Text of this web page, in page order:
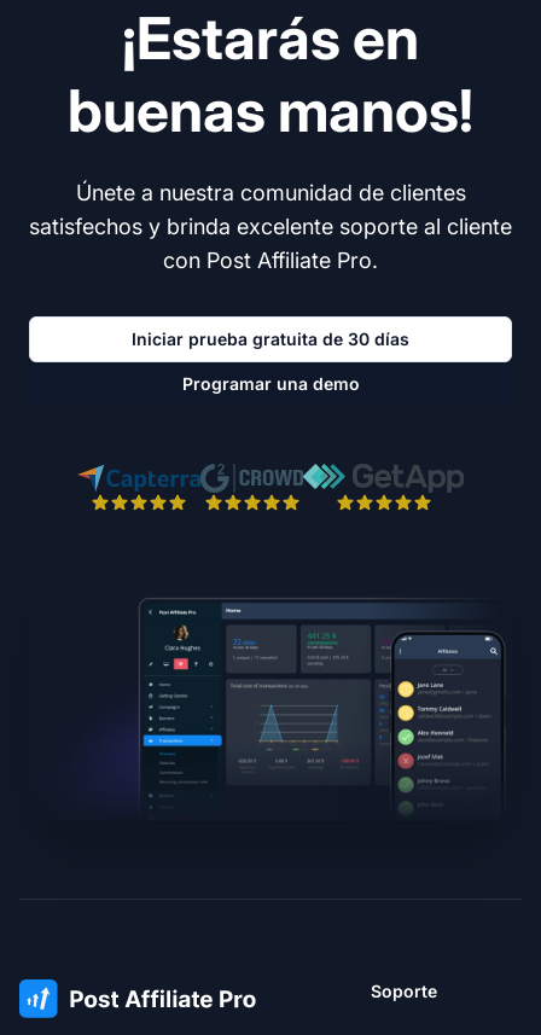
¡Estarás en
buenas manos!
Únete a nuestra comunidad de clientes
satisfechos y brinda excelente soporte al cliente
con Post Affiliate Pro.
Iniciar prueba gratuita de 30 días
Programar una demo
Soporte